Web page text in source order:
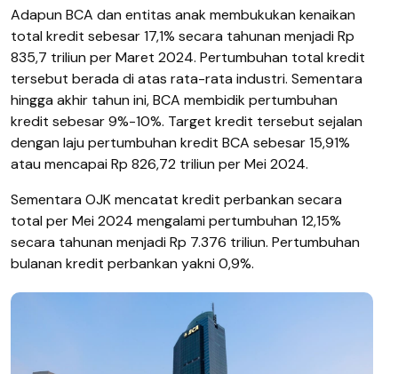
Adapun BCA dan entitas anak membukukan kenaikan
total kredit sebesar 17,1% secara tahunan menjadi Rp
835,7 triliun per Maret 2024. Pertumbuhan total kredit
tersebut berada di atas rata-rata industri. Sementara
hingga akhir tahun ini, BCA membidik pertumbuhan
kredit sebesar 9%-10%. Target kredit tersebut sejalan
dengan laju pertumbuhan kredit BCA sebesar 15,91%
atau mencapai Rp 826,72 triliun per Mei 2024.
Sementara OJK mencatat kredit perbankan secara
total per Mei 2024 mengalami pertumbuhan 12,15%
secara tahunan menjadi Rp 7.376 triliun. Pertumbuhan
bulanan kredit perbankan yakni 0,9%.